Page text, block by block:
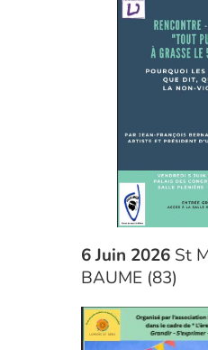
6 Juin 2026 St
BAUME (83)